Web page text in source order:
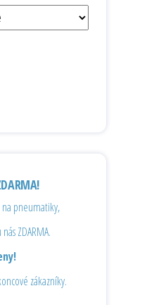
pneumatiky,
ZDARMA.
zákazníky.